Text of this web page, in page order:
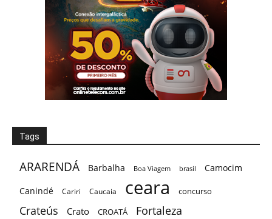
ARARENDÁ Barbalha Boa Viagem brasil
Camocim
Cariri Caucaia ceara concurso
Crateús Crato CROATÁ Fortaleza
GUARACIABA DO NORTE Iguatu IPAPORANGA Ipu
Ipueiras
monsenhor tabosa Morada Nova Nova Russas
Novo Oriente piaui PORANGA
Quixadá
Rio de Janeiro Russas